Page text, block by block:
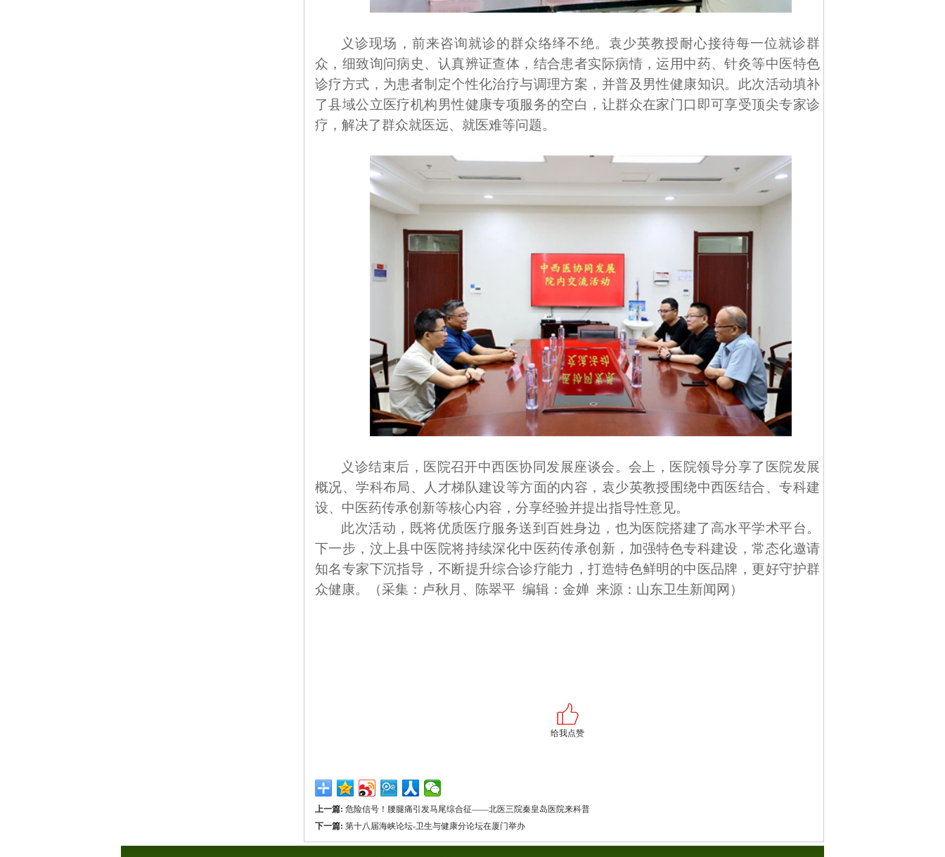
义诊现场，前来咨询就诊的群众络绎不绝。袁少英教授耐心接待每一位就诊群
众，细致询问病史、认真辨证查体，结合患者实际病情，运用中药、针灸等中医特色
诊疗方式，为患者制定个性化治疗与调理方案，并普及男性健康知识。此次活动填补
了县域公立医疗机构男性健康专项服务的空白，让群众在家门口即可享受顶尖专家诊
疗，解决了群众就医远、就医难等问题。
义诊结束后，医院召开中西医协同发展座谈会。会上，医院领导分享了医院发展
概况、学科布局、人才梯队建设等方面的内容，袁少英教授围绕中西医结合、专科建
设、中医药传承创新等核心内容，分享经验并提出指导性意见。
此次活动，既将优质医疗服务送到百姓身边，也为医院搭建了高水平学术平台。
下一步，汶上县中医院将持续深化中医药传承创新，加强特色专科建设，常态化邀请
知名专家下沉指导，不断提升综合诊疗能力，打造特色鲜明的中医品牌，更好守护群
众健康。（采集：卢秋月、陈翠平 编辑：金婵 来源：山东卫生新闻网）
给我点赞
上一篇: 危险信号！腰腿痛引发马尾综合征——北医三院秦皇岛医院来科普
下一篇: 第十八届海峡论坛-卫生与健康分论坛在厦门举办